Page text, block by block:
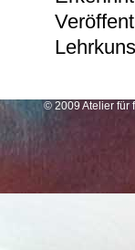
© 2009 Atelier für